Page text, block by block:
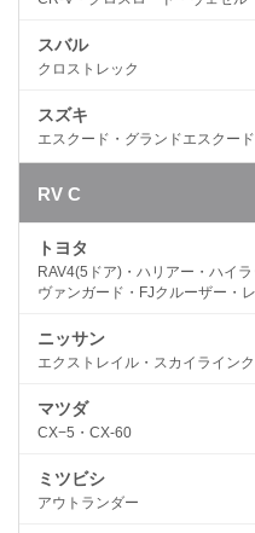
スバル
クロストレック
スズキ
エスクード・グランドエスクード
RV C
トヨタ
RAV4(5ドア)・ハリアー・ハイ
ヴァンガード・FJクルーザー・
ニッサン
エクストレイル・スカイライン
マツダ
CX−5・CX-60
ミツビシ
アウトランダー